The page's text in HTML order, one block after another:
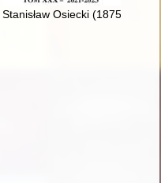
- recenzja]
Stanisław Osiecki (1875-